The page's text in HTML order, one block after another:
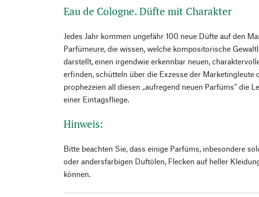
Eau de Cologne. Düfte mit Charakter
Jedes Jahr kommen ungefähr 100 neue Düfte auf den
Parfümeure, die wissen, welche kompositorische
darstellt, einen irgendwie erkennbar neuen,
erfinden, schütteln über die Exzesse der Marketingleute
prophezeien all diesen „aufregend neuen Parfüms“ die
einer Eintagsfliege.
Hinweis:
Bitte beachten Sie, dass einige Parfüms, inbesondere
oder andersfarbigen Duftölen, Flecken auf heller
können.